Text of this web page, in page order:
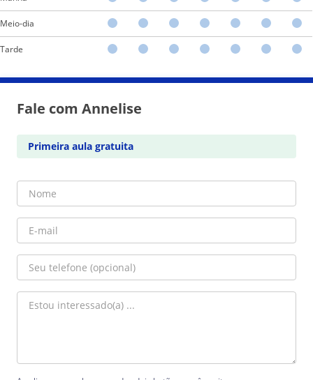
Meio-dia
Tarde
Fale com Annelise
Primeira aula gratuita